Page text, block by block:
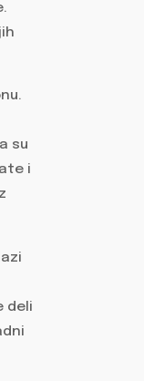
su
i
deli